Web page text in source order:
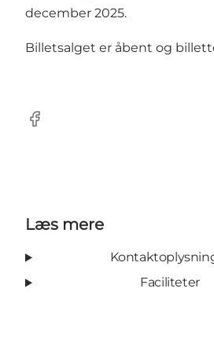
december 2025.
Billetsalget er åbent og
Facebook
Læs mere
Faciliteter